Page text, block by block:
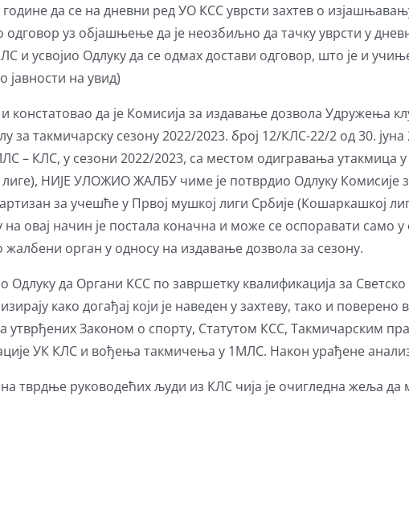
године да се на дневни ред УО КСС уврсти захтев о
уз објашњење да је неозбиљно да тачку уврсти у
и усвојио Одлуку да се одмах достави одговор, што је и
јавности на увид)
да је Комисија за издавање дозвола Удружења
такмичарску сезону 2022/2023. број 12/КЛС-22/2 од 30.
– КЛС, у сезони 2022/2023, са местом одигравања утакмица
НИЈЕ УЛОЖИО ЖАЛБУ чиме је потврдио Одлуку Комисије
за учешће у Првој мушкој лиги Србије (Кошаркашкој
овај начин је постала коначна и може се оспоравати само
орган у односу на издавање дозвола за сезону.
Одлуку да Органи КСС по завршетку квалификација за
како догађај који је наведен у захтеву, тако и
Законом о спорту, Статутом КСС, Такмичарским
УК КЛС и вођења такмичења у 1МЛС. Након урађене
тврдње руководећих људи из КЛС чија је очигледна жеља да